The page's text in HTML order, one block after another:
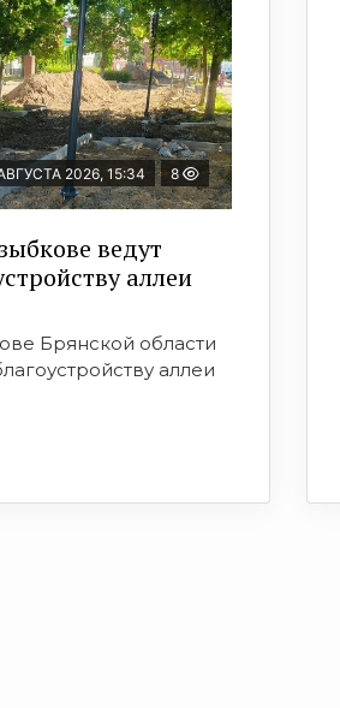
2026, 15:34 8
ведут
аллеи
Брянской области
аллеи